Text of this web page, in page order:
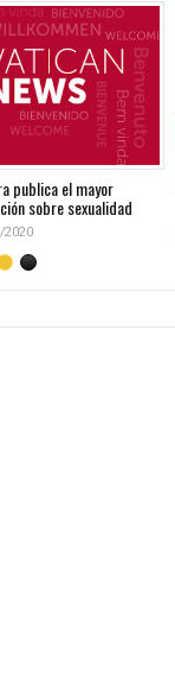
publica el mayor
sobre sexualidad